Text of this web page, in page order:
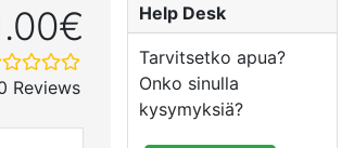
Reviews
Help Desk
Tarvitsetko apua?
Onko sinulla
kysymyksiä?